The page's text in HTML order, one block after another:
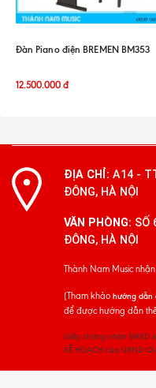
Đàn Piano điện BREMEN BM353
12.500.000 đ
ĐỊA CHỈ: A14 -
ĐÔNG, HÀ NỘI
VĂN PHÒNG: SỐ
ĐÔNG, HÀ NỘI
Thành Nam Music
(Tham khảo hướng dẫn
để được hướng dẫn
Giấy chứng nhận ĐKKD
KẾ HOẠCH của UBND